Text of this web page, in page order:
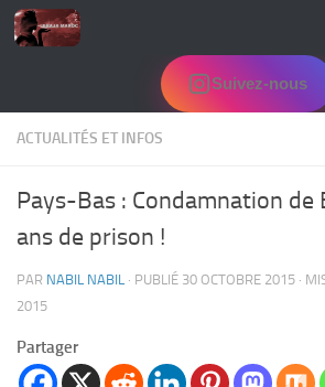
Skip to content
Suivez-nous
ACTUALITÉS ET INFOS
Pays-Bas : Condamnation de
ans de prison !
PAR NABIL NABIL · PUBLIÉ 30 OCTOBRE 2015 ·
2015
Partager